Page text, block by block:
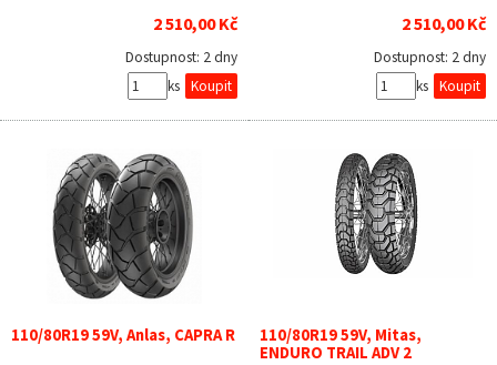
2 510,00 Kč
Dostupnost: 2 dny
ks
2 510,00 Kč
Dostupnost: 2 dny
ks
110/80R19 59V, Anlas, CAPRA R
110/80R19 59V, Mitas,
ENDURO TRAIL ADV 2